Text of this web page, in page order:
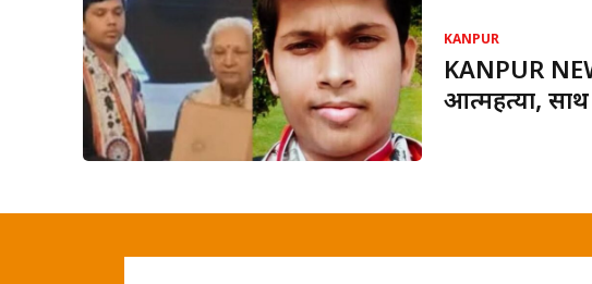
KANPUR
KANPUR
आत्महत्या, साथ